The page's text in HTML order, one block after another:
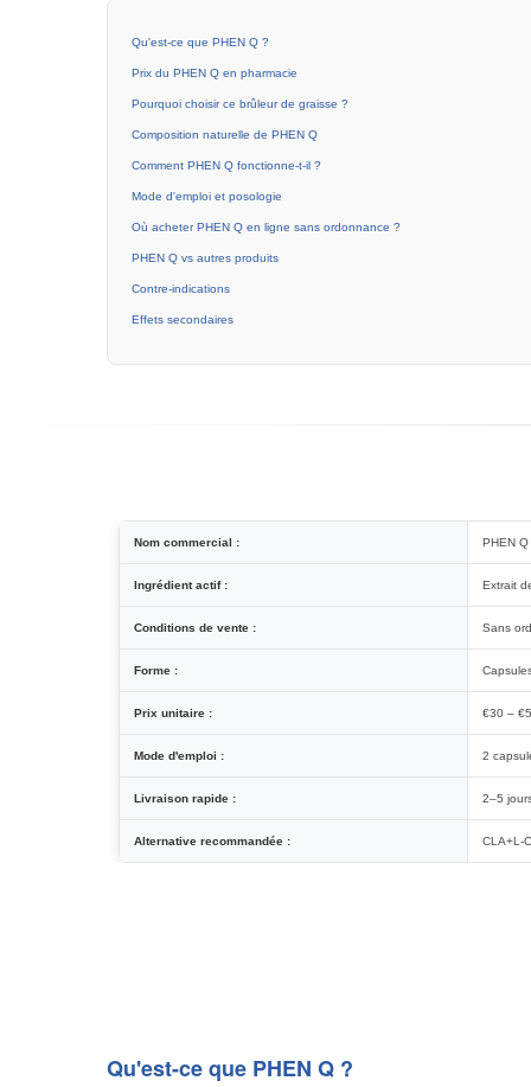
Qu'est-ce que PHEN Q ?
Prix du PHEN Q en pharmacie
Pourquoi choisir ce brûleur de graisse ?
Composition naturelle de PHEN Q
Comment PHEN Q fonctionne-t-il ?
Mode d'emploi et posologie
Où acheter PHEN Q en ligne sans ordonnance ?
PHEN Q vs autres produits
Contre-indications
Effets secondaires
Nom commercial : PHEN Q
Ingrédient actif : Extrait
Conditions de vente : Sans
Forme :
Prix unitaire : €30 –
Mode d'emploi : 2
Livraison rapide : 2–5
Alternative recommandée : CLA+L-
Qu'est-ce que PHEN Q ?